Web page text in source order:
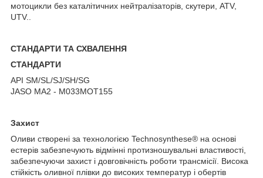
мотоцикли без каталітичних нейтралізаторів, скутери, ATV,
UTV..
СТАНДАРТИ ТА СХВАЛЕННЯ
СТАНДАРТИ
API SM/SL/SJ/SH/SG
JASO MA2 - M033MOT155
Захист
Оливи створені за технологією Technosynthese® на основі
естерів забезпечують відмінні протизношувальні властивості,
забезпечуючи захист і довговічність роботи трансмісії. Висока
стійкість оливної плівки до високих температур і обертів